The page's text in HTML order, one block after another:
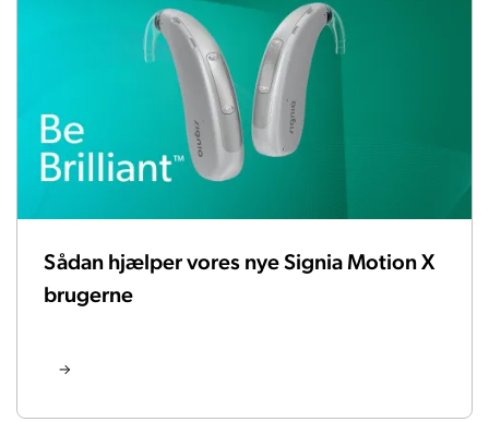
Sådan hjælper vores nye Signia Motion X
brugerne